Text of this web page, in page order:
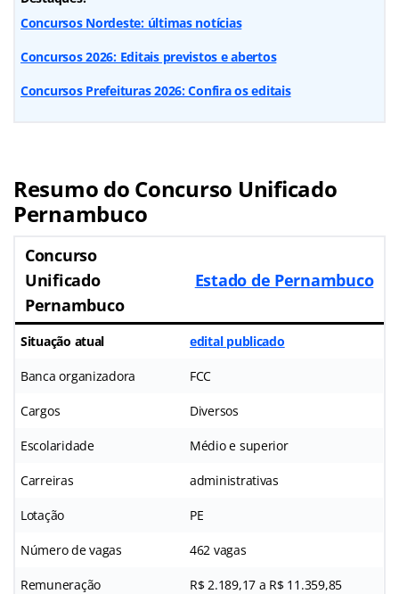
Concursos Nordeste: últimas notícias
Concursos 2026: Editais previstos e abertos
Concursos Prefeituras 2026: Confira os editais
Resumo do Concurso Unificado
Pernambuco
Concurso
Unificado
Pernambuco
Estado de Pernambuco
Situação atual edital publicado
Banca organizadora FCC
Cargos Diversos
Escolaridade Médio e superior
Carreiras administrativas
Lotação PE
Número de vagas 462 vagas
Remuneração R$ 2.189,17 a R$ 11.359,85